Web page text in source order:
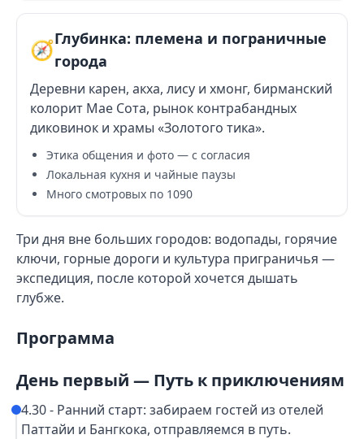
🧭Глубинка: племена и пограничные
города
Деревни карен, акха, лису и хмонг, бирманский
колорит Мае Сота, рынок контрабандных
диковинок и храмы «Золотого тика».
Этика общения и фото — с согласия
Локальная кухня и чайные паузы
Много смотровых по 1090
Три дня вне больших городов: водопады, горячие
ключи, горные дороги и культура приграничья —
экспедиция, после которой хочется дышать
глубже.
Программа
День первый — Путь к приключениям
4.30 - Ранний старт: забираем гостей из отелей
Паттайи и Бангкока, отправляемся в путь.